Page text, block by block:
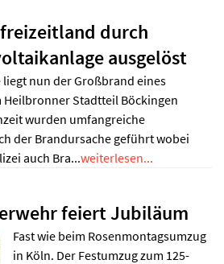
durch
ausgelöst
liegt nun der Großbrand eines
Stadtteil Böckingen
wurden umfangreiche
der Brandursache geführt wobei
auch Bra...weiterlesen...
feiert Jubiläum
Fast wie beim Rosenmontagsumzug
in Köln. Der Festumzug zum 125-